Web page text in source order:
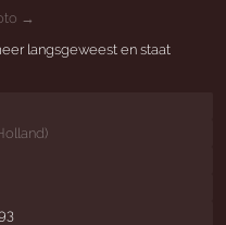
→
langsgeweest en staat
)